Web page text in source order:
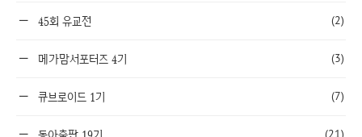
45회 유교전 (2)
메가맘서포터즈 4기 (3)
큐브로이드 1기 (7)
(21)